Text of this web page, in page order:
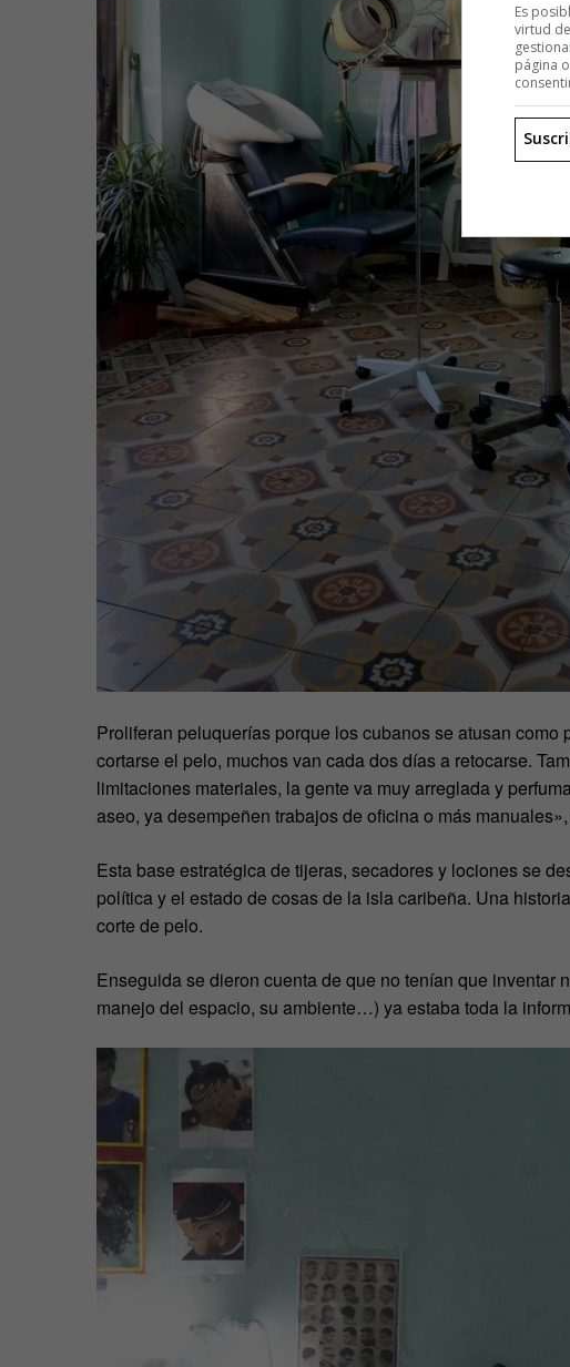
Proliferan peluquerías porque los cubanos se atusan
cortarse el pelo, muchos van cada dos días a retocarse.
limitaciones materiales, la gente va muy arreglada y
aseo, ya desempeñen trabajos de oficina o más
Esta base estratégica de tijeras, secadores y lociones se
política y el estado de cosas de la isla caribeña. Una
corte de pelo.
Enseguida se dieron cuenta de que no tenían que inventar
manejo del espacio, su ambiente…) ya estaba toda la
Es
virtud
página